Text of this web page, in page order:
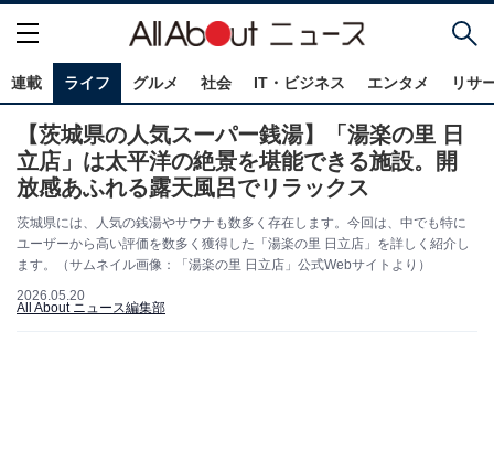
連載 ライフ グルメ 社会 IT・ビジネス エンタメ リサ
【茨城県の人気スーパー銭湯】「湯楽の里 日
立店」は太平洋の絶景を堪能できる施設。開
放感あふれる露天風呂でリラックス
茨城県には、人気の銭湯やサウナも数多く存在します。今回は、中でも特に
ユーザーから高い評価を数多く獲得した「湯楽の里 日立店」を詳しく紹介し
ます。（サムネイル画像：「湯楽の里 日立店」公式Webサイトより）
2026.05.20
All About ニュース編集部